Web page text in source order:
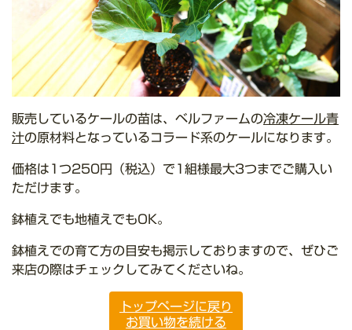
販売しているケールの苗は、ベルファームの冷凍ケール青
汁の原材料となっているコラード系のケールになります。
価格は1つ250円（税込）で1組様最大3つまでご購入い
ただけます。
鉢植えでも地植えでもOK。
鉢植えでの育て方の目安も掲示しておりますので、ぜひご
来店の際はチェックしてみてくださいね。
トップページに戻り
お買い物を続ける